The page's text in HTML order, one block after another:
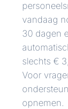
vandaag
30 dagen
slechts €
Voor
opnemen.